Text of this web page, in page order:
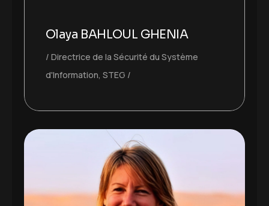
Olaya BAHLOUL GHENIA
Directrice de la Sécurité du Système
d'Information, STEG